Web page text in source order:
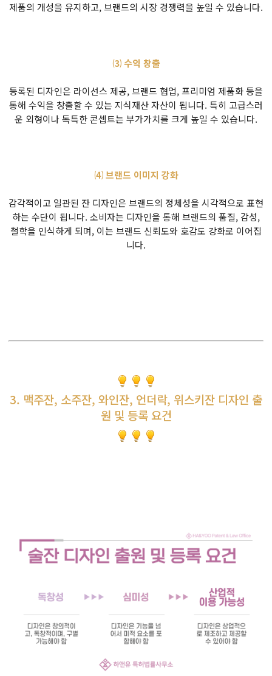
제품의 개성을 유지하고, 브랜드의 시장 경쟁력을 높일 수 있습니다.
⑶ 수익 창출
등록된 디자인은 라이선스 제공, 브랜드 협업, 프리미엄 제품화 등을
통해 수익을 창출할 수 있는 지식재산 자산이 됩니다. 특히 고급스러
운 외형이나 독특한 콘셉트는 부가가치를 크게 높일 수 있습니다.
⑷ 브랜드 이미지 강화
감각적이고 일관된 잔 디자인은 브랜드의 정체성을 시각적으로 표현
하는 수단이 됩니다. 소비자는 디자인을 통해 브랜드의 품질, 감성,
철학을 인식하게 되며, 이는 브랜드 신뢰도와 호감도 강화로 이어집
니다.
3. 맥주잔, 소주잔, 와인잔, 언더락, 위스키잔 디자인 출
원 및 등록 요건